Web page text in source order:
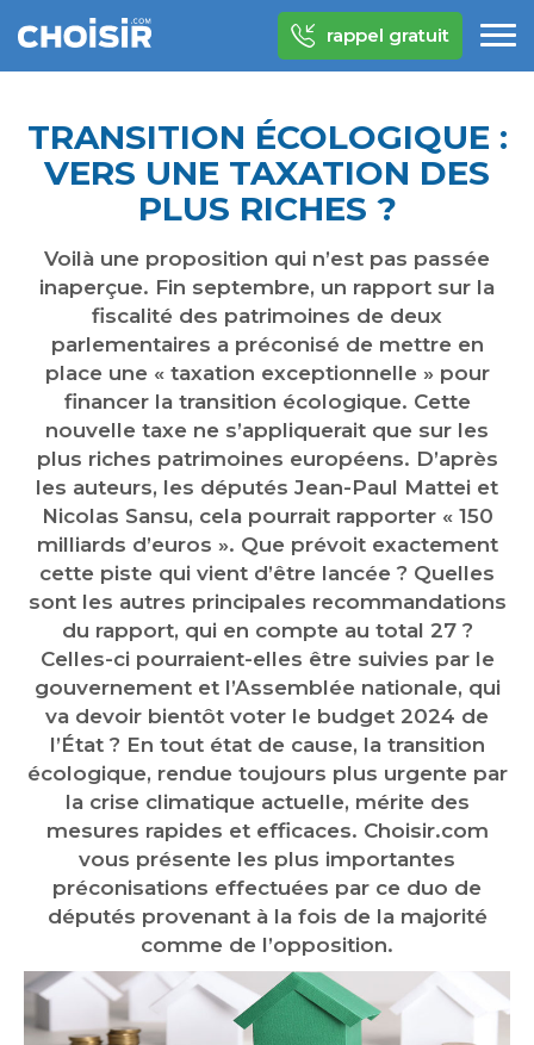
rappel gratuit
TRANSITION ÉCOLOGIQUE :
VERS UNE TAXATION DES
PLUS RICHES ?
Voilà une proposition qui n’est pas passée
inaperçue. Fin septembre, un rapport sur la
fiscalité des patrimoines de deux
parlementaires a préconisé de mettre en
place une « taxation exceptionnelle » pour
financer la transition écologique. Cette
nouvelle taxe ne s’appliquerait que sur les
plus riches patrimoines européens. D’après
les auteurs, les députés Jean-Paul Mattei et
Nicolas Sansu, cela pourrait rapporter « 150
milliards d’euros ». Que prévoit exactement
cette piste qui vient d’être lancée ? Quelles
sont les autres principales recommandations
du rapport, qui en compte au total 27 ?
Celles-ci pourraient-elles être suivies par le
gouvernement et l’Assemblée nationale, qui
va devoir bientôt voter le budget 2024 de
l’État ? En tout état de cause, la transition
écologique, rendue toujours plus urgente par
la crise climatique actuelle, mérite des
mesures rapides et efficaces. Choisir.com
vous présente les plus importantes
préconisations effectuées par ce duo de
députés provenant à la fois de la majorité
comme de l’opposition.